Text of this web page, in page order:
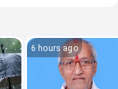
6 hours ago